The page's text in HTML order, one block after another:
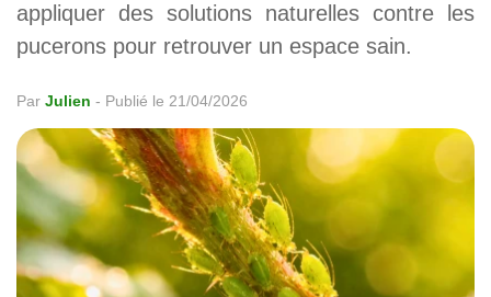
appliquer des solutions naturelles contre les
pucerons pour retrouver un espace sain.
Par Julien - Publié le 21/04/2026